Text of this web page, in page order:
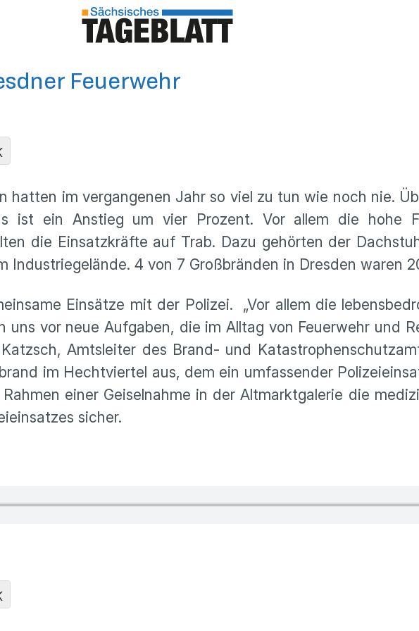
Feuerwehr
hatten im vergangenen Jahr so viel zu tun wie noch nie.
ist ein Anstieg um vier Prozent. Vor allem die hohe
die Einsatzkräfte auf Trab. Dazu gehörten der
Industriegelände. 4 von 7 Großbränden in Dresden waren
Einsätze mit der Polizei. „Vor allem die
vor neue Aufgaben, die im Alltag von Feuerwehr und
Amtsleiter des Brand- und
im Hechtviertel aus, dem ein umfassender
einer Geiselnahme in der Altmarktgalerie die
sicher.